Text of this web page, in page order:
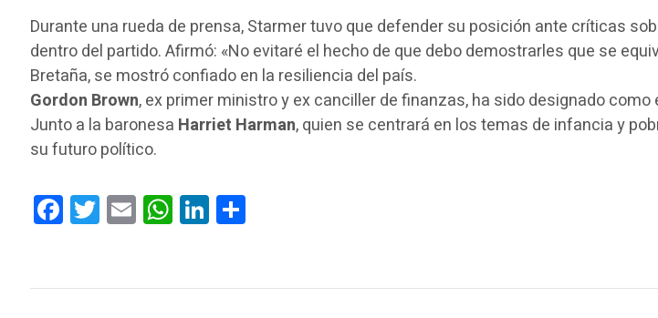
Durante una rueda de prensa, Starmer tuvo que defender su posición ante críticas
dentro del partido. Afirmó: «No evitaré el hecho de que debo demostrarles que se
Bretaña, se mostró confiado en la resiliencia del país.
Gordon Brown, ex primer ministro y ex canciller de finanzas, ha sido designado
Junto a la baronesa Harriet Harman, quien se centrará en los temas de infancia y
su futuro político.
FacebookTwitterEmail WhatsAppLinkedIn